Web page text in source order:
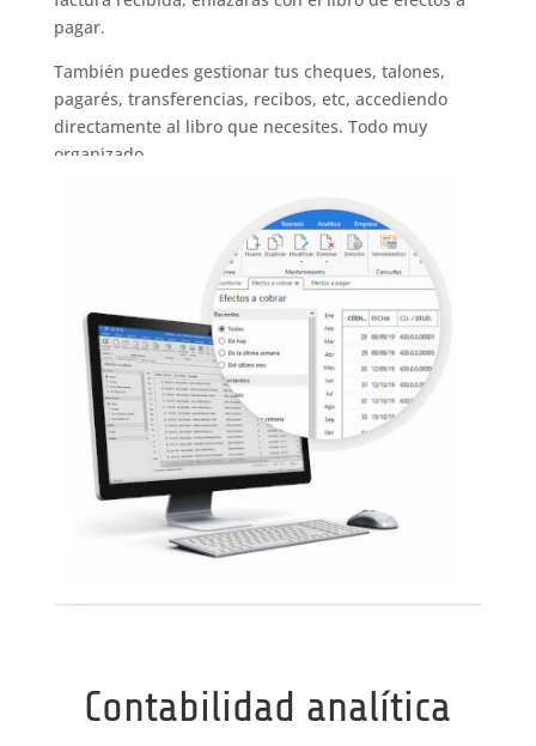
pagar.
También puedes gestionar tus cheques, talones,
pagarés, transferencias, recibos, etc, accediendo
directamente al libro que necesites. Todo muy
organizado.
Contabilidad analítica